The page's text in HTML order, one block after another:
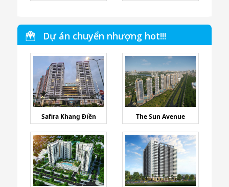
Dự án chuyển nhượng hot!!!
Safira Khang Điền The Sun Avenue